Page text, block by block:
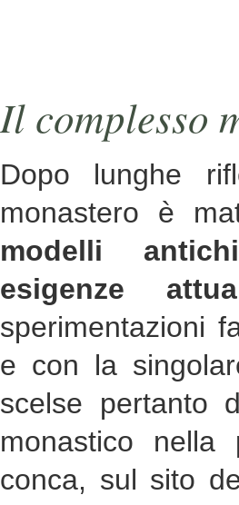
Il complesso
Dopo lunghe
monastero è
modelli
esigenze
sperimentazioni
e con la
scelse pertanto
monastico
conca, sul sito